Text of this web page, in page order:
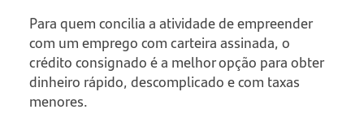
Para quem concilia a atividade de empreender
com um emprego com carteira assinada, o
crédito consignado é a melhor opção para obter
dinheiro rápido, descomplicado e com taxas
menores.